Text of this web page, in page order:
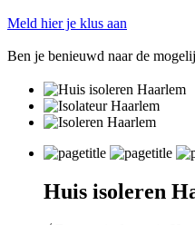
Meld hier je klus aan
Ben je benieuwd naar de
Huis isoleren